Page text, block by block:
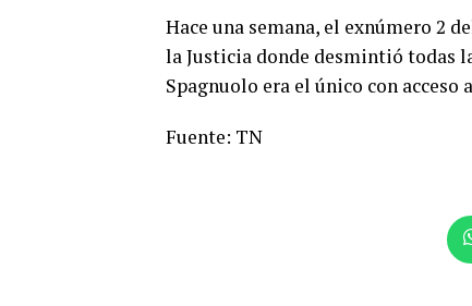
Hace una semana, el exnúmero 2
la Justicia donde desmintió todas
Spagnuolo era el único con
Fuente: TN